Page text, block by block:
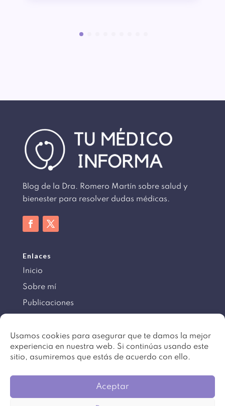
Usamos cookies para asegurar que te damos la mejor
experiencia en nuestra web. Si continúas usando este
sitio, asumiremos que estás de acuerdo con ello.
Aceptar
Blog de la Dra. Romero Martín sobre salud y
bienester para resolver dudas médicas.
Enlaces
Inicio
Sobre mí
Publicaciones
Información
Aviso legal